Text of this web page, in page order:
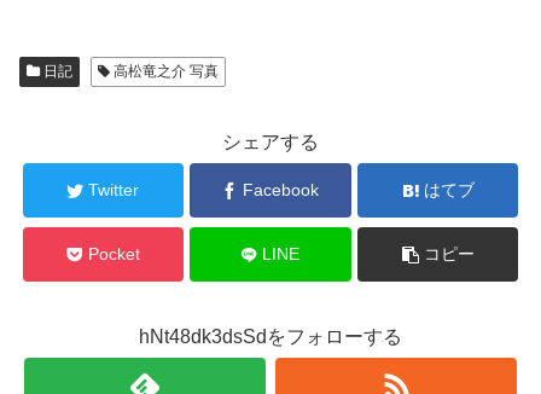
日記 高松竜之介 写真
シェアする
Twitter Facebook はてブ
Pocket LINE コピー
hNt48dk3dsSdをフォローする